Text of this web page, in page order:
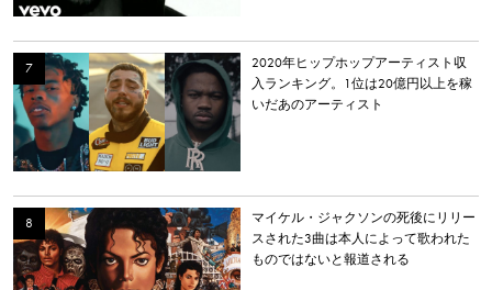
2020年ヒップホップアーティスト収
入ランキング。1位は20億円以上を稼
いだあのアーティスト
マイケル・ジャクソンの死後にリリー
スされた3曲は本人によって歌われた
ものではないと報道される